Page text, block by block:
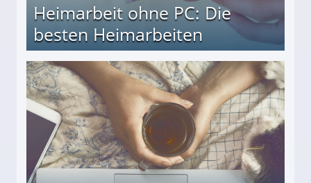
Heimarbeit ohne PC: Die
besten Heimarbeiten